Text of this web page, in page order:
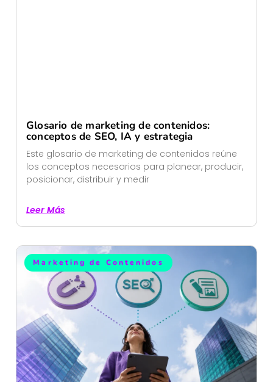
Glosario de marketing de contenidos:
conceptos de SEO, IA y estrategia
Este glosario de marketing de contenidos reúne
los conceptos necesarios para planear, producir,
posicionar, distribuir y medir
Leer Más
Marketing de Contenidos